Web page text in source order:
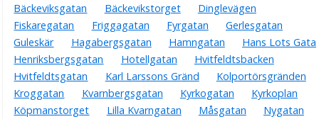
Bäckeviksgatan
Bäckevikstorget
Dinglevägen
Fiskaregatan
Friggagatan Fyrgatan
Gerlesgatan
Guleskär
Hagabergsgatan Hamngatan
Hans Lots Gata
Henriksbergsgatan
Hotellgatan
Hvitfeldtsbacken
Hvitfeldtsgatan
Karl Larssons Gränd
Kolportörsgränden
Kroggatan
Kvarnbergsgatan Kyrkogatan
Kyrkoplan
Köpmanstorget
Lilla Kvarngatan Måsgatan
Nygatan